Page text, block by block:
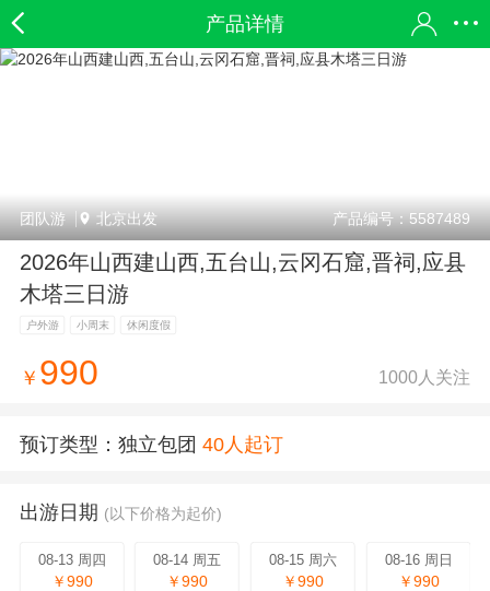
产品详情
产品编号：5587489
团队游 北京出发
2026年山西建山西,五台山,云冈石窟,晋祠,应县
木塔三日游
户外游 小周末 休闲度假
1000人关注
￥ 990
预订类型： 独立包团 40人起订
出游日期 (以下价格为起价)
08-13 周四
￥990
08-14 周五
￥990
08-15 周六
￥990
08-16 周日
￥990